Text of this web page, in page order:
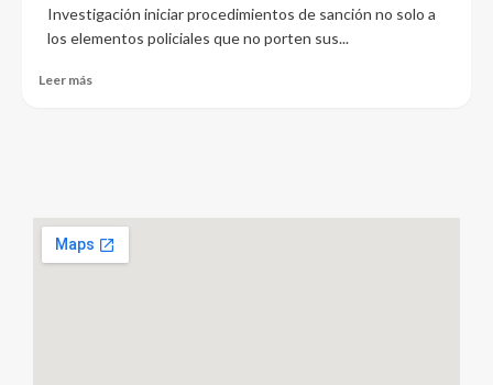
Investigación iniciar procedimientos de sanción no solo a
los elementos policiales que no porten sus...
Leer más